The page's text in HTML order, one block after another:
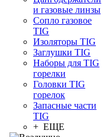
и газовые линзы
Сопло газовое
TIG
Изоляторы TIG
Заглушки TIG
Наборы для TIG
горелки
Головки TIG
горелок
Запасные части
TIG
+ ЕЩЕ